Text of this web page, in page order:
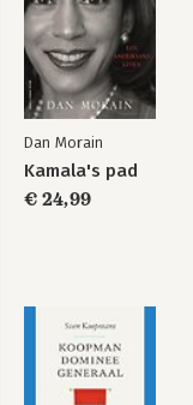
De tijdsblokplanner
Bekijk alle boeken
Noten 299
Register 323
Dan Morain
Kamala's pad
€ 24,99